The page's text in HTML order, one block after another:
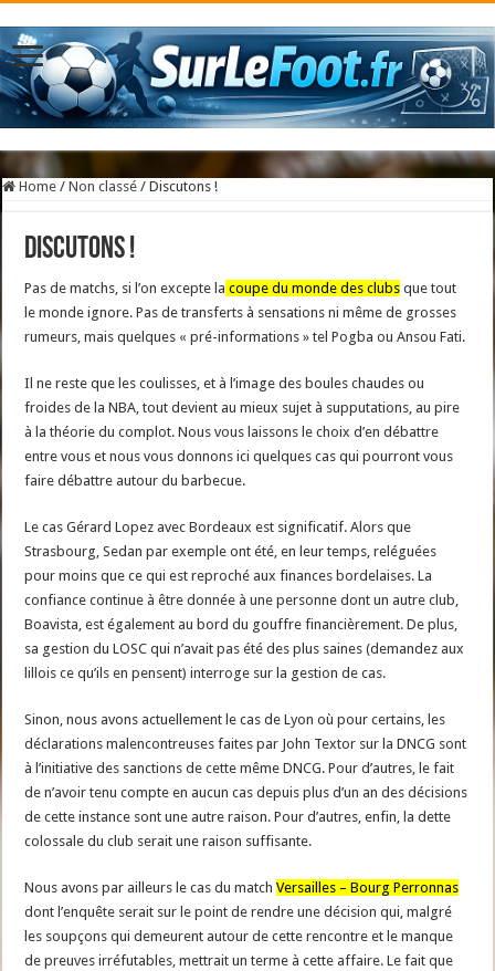
Home / Non classé / Discutons !
Discutons !
Pas de matchs, si l’on excepte la coupe du monde des clubs que tout
le monde ignore. Pas de transferts à sensations ni même de grosses
rumeurs, mais quelques « pré-informations » tel Pogba ou Ansou Fati.
Il ne reste que les coulisses, et à l’image des boules chaudes ou
froides de la NBA, tout devient au mieux sujet à supputations, au pire
à la théorie du complot. Nous vous laissons le choix d’en débattre
entre vous et nous vous donnons ici quelques cas qui pourront vous
faire débattre autour du barbecue.
Le cas Gérard Lopez avec Bordeaux est significatif. Alors que
Strasbourg, Sedan par exemple ont été, en leur temps, reléguées
pour moins que ce qui est reproché aux finances bordelaises. La
confiance continue à être donnée à une personne dont un autre club,
Boavista, est également au bord du gouffre financièrement. De plus,
sa gestion du LOSC qui n’avait pas été des plus saines (demandez aux
lillois ce qu’ils en pensent) interroge sur la gestion de cas.
Sinon, nous avons actuellement le cas de Lyon où pour certains, les
déclarations malencontreuses faites par John Textor sur la DNCG sont
à l’initiative des sanctions de cette même DNCG. Pour d’autres, le fait
de n’avoir tenu compte en aucun cas depuis plus d’un an des décisions
de cette instance sont une autre raison. Pour d’autres, enfin, la dette
colossale du club serait une raison suffisante.
Nous avons par ailleurs le cas du matchVersailles – Bourg Perronnas
dont l’enquête serait sur le point de rendre une décision qui, malgré
les soupçons qui demeurent autour de cette rencontre et le manque
de preuves irréfutables, mettrait un terme à cette affaire. Le fait que